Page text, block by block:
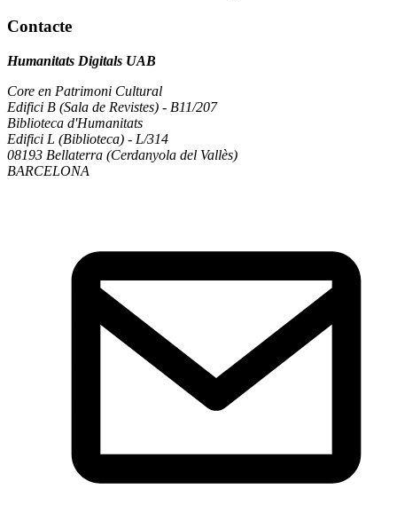
Contacte
Humanitats Digitals UAB
Core en Patrimoni Cultural
Edifici B (Sala de Revistes) - B11/207
Biblioteca d'Humanitats
Edifici L (Biblioteca) - L/314
08193 Bellaterra (Cerdanyola del Vallès)
BARCELONA